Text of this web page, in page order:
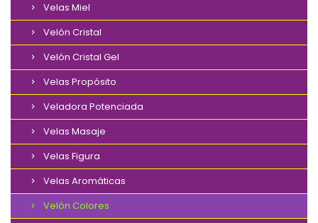
Velas Miel
Velón Cristal
Velón Cristal Gel
Velas Propósito
Veladora Potenciada
Velas Masaje
Velas Figura
Velas Aromáticas
Velón Colores